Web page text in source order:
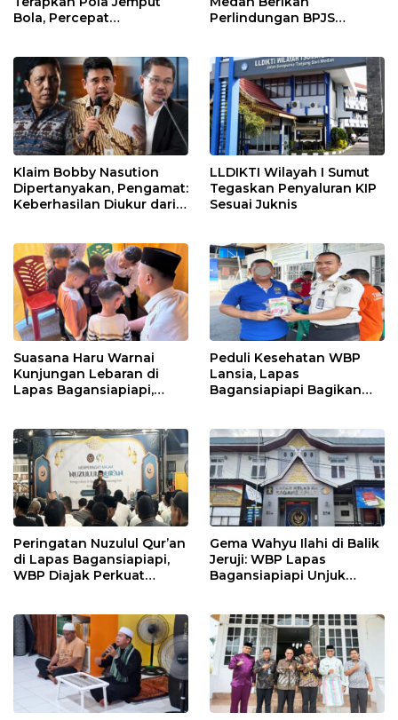
Bola, Percepat
Kecamatan
Perlindungan BPJS
Klaim Bobby Nasution
Dipertanyakan, Pengamat:
Keberhasilan Diukur dari
LLDIKTI Wilayah I Sumut
Tegaskan Penyaluran KIP
Sesuai Juknis
Suasana Haru Warnai
Kunjungan Lebaran di
Lapas Bagansiapiapi,
Peduli Kesehatan WBP
Lansia, Lapas
Bagansiapiapi Bagikan
Peringatan Nuzulul Qur’an
di Lapas Bagansiapiapi,
WBP Diajak Perkuat
Gema Wahyu Ilahi di Balik
Jeruji: WBP Lapas
Bagansiapiapi Unjuk